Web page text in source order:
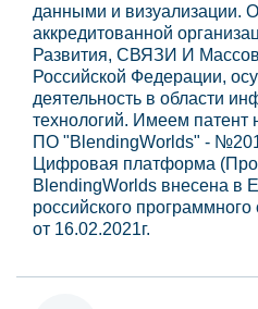
данными и визуализации.
аккредитованной
Развития, СВЯЗИ И
Российской Федерации,
деятельность в области
технологий. Имеем патент
ПО "BlendingWorlds" -
Цифровая платформа
BlendingWorlds внесена в
российского
от 16.02.2021г.